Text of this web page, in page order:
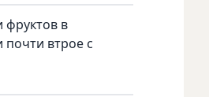
телеканала "Санкт-
фруктов в
почти втрое с